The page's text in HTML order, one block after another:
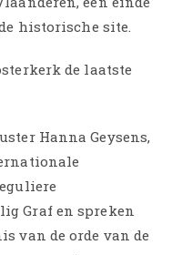
historische site.
de laatste
Hanna Geysens,
Graf en spreken
van de orde van de